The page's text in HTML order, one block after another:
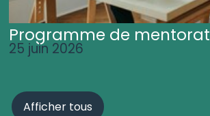
Programme de mentorat
25 juin 2026
Afficher tous